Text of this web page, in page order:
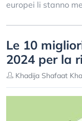
europei li stanno
Le 10
2024 per la
Khadija Shafaat